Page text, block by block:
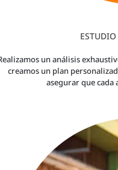
un análisis
creamos un plan
asegurar que cada